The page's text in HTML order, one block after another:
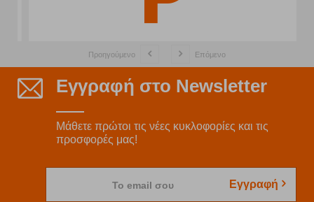
Προηγούμενο Επόμενο
Εγγραφή στο Newsletter
Μάθετε πρώτοι τις νέες κυκλοφορίες και τις
προσφορές μας!
Το email σου Εγγραφή